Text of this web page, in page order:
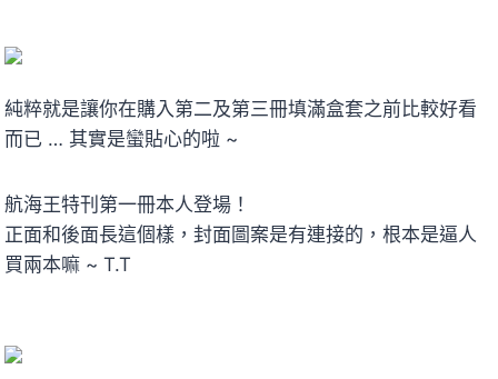
純粹就是讓你在購入第二及第三冊填滿盒套之前比較好看
而已 … 其實是蠻貼心的啦 ~
航海王特刊第一冊本人登場！
正面和後面長這個樣，封面圖案是有連接的，根本是逼人
買兩本嘛 ~ T.T